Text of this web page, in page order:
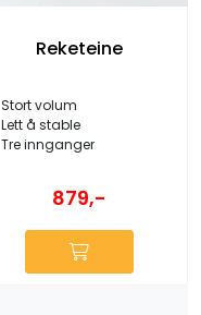
Reketeine
Stort volum
Lett å stable
Tre innganger
879,-